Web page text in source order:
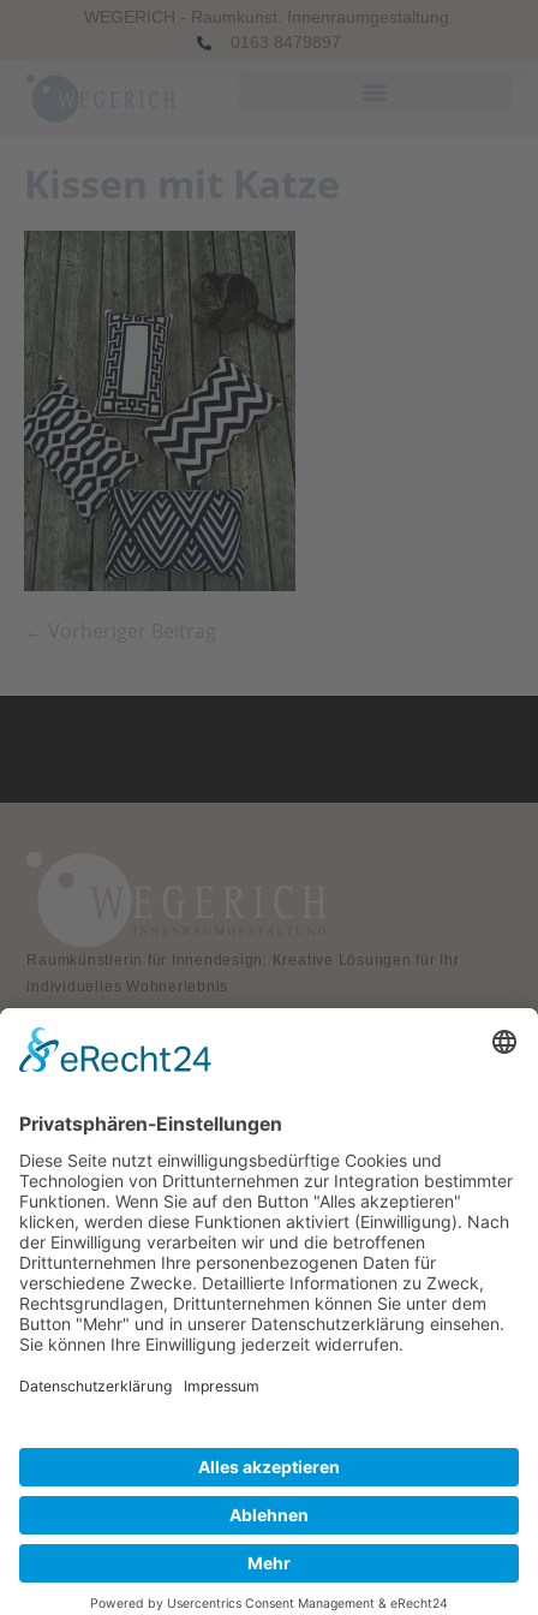
WEGERICH - Raumkunst. Innenraumgestaltung.
0163 8479897
Raumkünstlerin für Innendesign: Kreative Lösungen für Ihr
individuelles Wohnerlebnis
KONTAKT
Atelier für Innenraumgestaltung
Am Born 9
Telefon: 0163 8479897
RECHTLICHES
Impressum
Datenschutz
AGB
Widerrufsbelehrung
Montag - Freitag
Ateliertermine nach Vereinbarung
Copyright © 2024 Wegerich Innenraumgestaltung - all rights reserved I Made
with byDIE WEBAGENTUR
Alle Preise inkl. der gesetzlichen MwSt.